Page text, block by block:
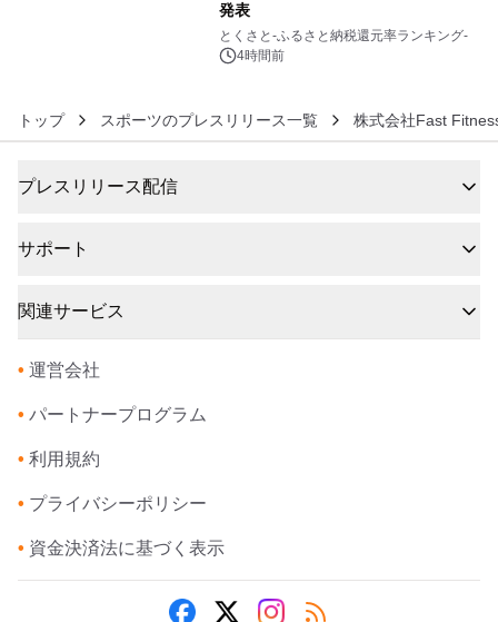
発表
とくさと-ふるさと納税還元率ランキング-
4時間前
トップ スポーツのプレスリリース一覧 株式会社Fast
プレスリリース配信
サポート
関連サービス
• 運営会社
• パートナープログラム
• 利用規約
• プライバシーポリシー
• 資金決済法に基づく表示